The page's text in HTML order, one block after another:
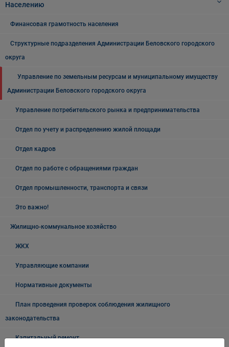
Населению
Финансовая грамотность населения
Структурные подразделения Администрации Беловского городского
округа
Управление по земельным ресурсам и муниципальному имуществу
Администрации Беловского городского округа
Управление потребительского рынка и предпринимательства
Отдел по учету и распределению жилой площади
Отдел кадров
Отдел по работе с обращениями граждан
Отдел промышленности, транспорта и связи
Это важно!
Жилищно-коммунальное хозяйство
ЖКХ
Управляющие компании
Нормативные документы
План проведения проверок соблюдения жилищного
законодательства
Капитальный ремонт